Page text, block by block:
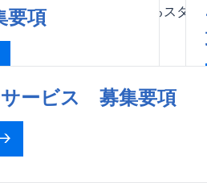
共感し、一緒に努力できるスタッ
要項
ービス 募集要項